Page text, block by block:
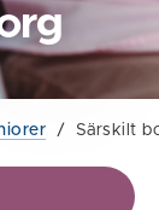
/ Särskilt